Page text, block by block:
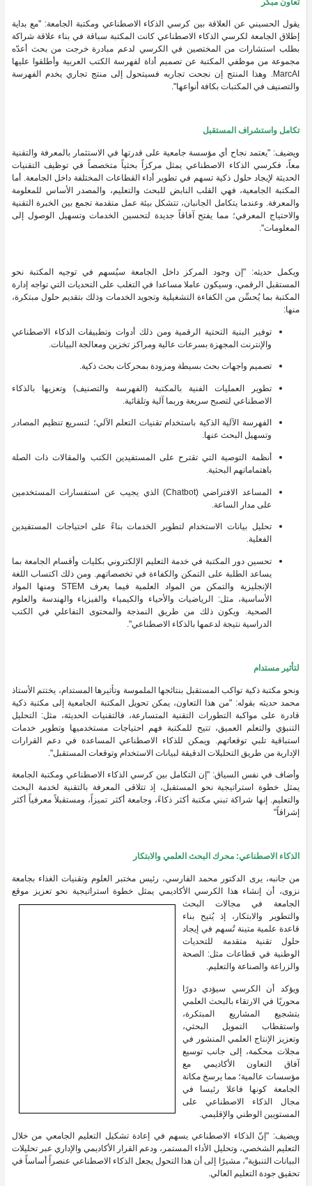
يقول الحسيني عن العلاقة بين كرسي الذكاء الاصطناعي ومكتبة الجامعة: "مع بداية
إطلاق الجامعة لكرسي الذكاء الاصطناعي كانت المكتبة سباقة في بناء علاقة شراكة
بطلب استشارات من المختصين في الكرسي لدعم مبادرة خرجت من بحث أعدّه
مجموعة من موظفي المكتبة عن تصميم أداة لفهرسة الكتب العربية وأطلقوا عليها
MarcAI. وهذا المنتج إن نجحت تجاربه فسيتحول إلى منتج تجاري يخدم الفهرسة
والتصنيف في المكتبات بكافة أنواعها".
تكامل واستشراف المستقبل
ويضيف: "يعتمد نجاح أي مؤسسة جامعية على قدرتها في الاستثمار بالمعرفة والتقنية
معاً، فكرسي الذكاء الاصطناعي يمثل مركزاً بحثياً متخصصاً في توظيف التقنيات
الحديثة لإيجاد حلول ذكية تسهم في تطوير أداء القطاعات المختلفة داخل الجامعة. أما
المكتبة الجامعية، فهي القلب النابض للبحث والتعليم، والمصدر الأساس للمعلومة
والمعرفة. وعندما يتكامل الجانبان، تتشكل بيئة عمل متقدمة تجمع بين الخبرة التقنية
والاحتياج المعرفي؛ مما يفتح آفاقاً جديدة لتحسين الخدمات وتسهيل الوصول إلى
المعلومات".
ويكمل حديثه: "إن وجود المركز داخل الجامعة سيُسهم في توجيه المكتبة نحو
المستقبل الرقمي، وسيكون عاملا مساعدا في التغلب على التحديات التي تواجه إدارة
المكتبة بما يُحسِّن من الكفاءة التشغيلية وتجويد الخدمات وذلك بتقديم حلول مبتكرة،
منها:
توفير البنية التحتية الرقمية ومن ذلك أدوات وتطبيقات الذكاء الاصطناعي
والإنترنت المجهزة بسرعات عالية ومراكز تخزين ومعالجة البيانات.
تصميم واجهات بحث بسيطة ومزودة بمحركات بحث ذكية.
تطوير العمليات الفنية بالمكتبة (الفهرسة والتصنيف) وتعزيها بالذكاء
الاصطناعي لتصبح سريعة وربما آلية وتلقائية.
الفهرسة الآلية الذكية باستخدام تقنيات التعلم الآلي؛ لتسريع تنظيم المصادر
وتسهيل البحث عنها.
أنظمة التوصية التي تقترح على المستفيدين الكتب والمقالات ذات الصلة
باهتماماتهم البحثية.
المساعد الافتراضي (Chatbot) الذي يجيب عن استفسارات المستخدمين
على مدار الساعة.
تحليل بيانات الاستخدام لتطوير الخدمات بناءً على احتياجات المستفيدين
الفعلية.
تحسين دور المكتبة في خدمة التعليم الإلكتروني بكليات وأقسام الجامعة بما
يساعد الطلبة على التمكن والكفاءة في تخصصاتهم. ومن ذلك اكتساب اللغة
الإنجليزية والتمكن من المواد العلمية فيما يعرف STEM ومنها المواد
الأساسية، مثل: الرياضيات والأحياء والكيمياء والفيزياء والهندسة والعلوم
الصحية. ويكون ذلك من طريق النمذجة والمحتوى التفاعلي في الكتب
الدراسية نتيجة لدعمها بالذكاء الاصطناعي".
لتأثير مستدام
ونحو مكتبة ذكية تواكب المستقبل بنتائجها الملموسة وتأثيرها المستدام، يختتم الأستاذ
محمد حديثه بقوله: "من هذا التعاون، يمكن تحويل المكتبة الجامعية إلى مكتبة ذكية
قادرة على مواكبة التطورات التقنية المتسارعة، فالتقنيات الحديثة، مثل: التحليل
التنبؤي والتعلم العميق، تتيح للمكتبة فهم احتياجات مستخدميها وتطوير خدمات
استباقية تلبي توقعاتهم. ويمكن للذكاء الاصطناعي المساعدة في دعم القرارات
الإدارية من طريق التحليلات الدقيقة لبيانات الاستخدام وتوقعات المستقبل".
وأضاف في نفس السياق: "إن التكامل بين كرسي الذكاء الاصطناعي ومكتبة الجامعة
يمثل خطوة استراتيجية نحو المستقبل، إذ تتلاقى المعرفة بالتقنية لخدمة البحث
والتعليم. إنها شراكة تبني مكتبة أكثر ذكاءً، وجامعة أكثر تميزاً، ومستقبلاً معرفياً أكثر
إشراقاً"
الذكاء الاصطناعي: محرك البحث العلمي والابتكار
من جانبه، يرى الدكتور محمد الفارسي، رئيس مختبر العلوم وتقنيات الغذاء بجامعة
نزوى، أن إنشاء هذا الكرسي الأكاديمي يمثلخطوة استراتيجية نحو تعزيز موقع
الجامعة في مجالات البحث
والتطوير والابتكار، إذ يُتيح بناء
قاعدة علمية متينة تُسهم في إيجاد
حلول تقنية متقدمة للتحديات
الوطنية في قطاعات مثل: الصحة
والزراعة والصناعة والتعليم.
ويؤكد أن الكرسي سيؤدي دورًا
محوريًا في الارتقاء بالبحث العلمي
بتشجيع المشاريع المبتكرة،
واستقطاب التمويل البحثي،
وتعزيز الإنتاج العلمي المنشور في
مجلات محكمة، إلى جانب توسيع
آفاق التعاون الأكاديمي مع
مؤسسات عالمية؛ مما يرسخ مكانة
الجامعة كونها فاعلا رئيسا في
مجال الذكاء الاصطناعي على
المستويين الوطني والإقليمي.
ويضيف: "إنّ الذكاء الاصطناعي يسهم في إعادة تشكيل التعليم الجامعي من خلال
التعليم الشخصي، وتحليل الأداء المستمر، ودعم القرار الأكاديمي والإداري عبر تحليلات
البيانات التنبؤية"، مشيرًا إلى أن هذا التحول يجعل الذكاء الاصطناعي عنصراً أساساً في
تحقيق جودة التعليم العالي.